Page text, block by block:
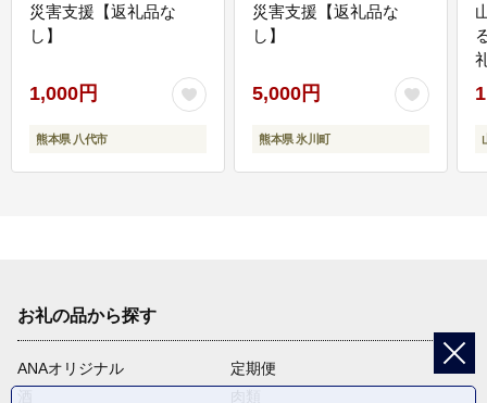
災害支援【返礼品な
し】
1,000円
熊本県 八代市
災害支援【返礼品な
し】
5,000円
熊本県 氷川町
お礼の品から探す
ANAオリジナル
定期便